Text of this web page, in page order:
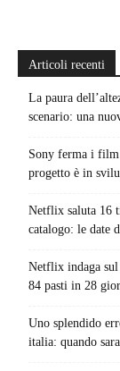
Articoli recenti
La paura
scenario: una
Sony ferma i film
progetto è in
Netflix saluta 16
catalogo: le date
Netflix indaga
84 pasti in 28
Uno splendido
italia: quando